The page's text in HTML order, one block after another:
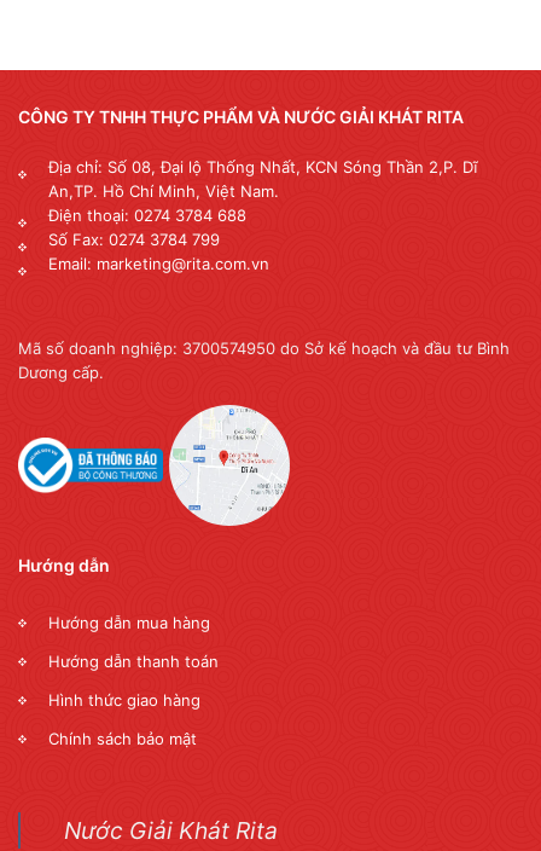
CÔNG TY TNHH THỰC PHẨM VÀ NƯỚC GIẢI KHÁT RITA
Địa chỉ: Số 08, Đại lộ Thống Nhất, KCN Sóng Thần 2,P. Dĩ
An,TP. Hồ Chí Minh, Việt Nam.
Điện thoại: 0274 3784 688
Số Fax: 0274 3784 799
Email: marketing@rita.com.vn
Mã số doanh nghiệp: 3700574950 do Sở kế hoạch và đầu tư Bình
Dương cấp.
Hướng dẫn
Hướng dẫn mua hàng
Hướng dẫn thanh toán
Hình thức giao hàng
Chính sách bảo mật
Nước Giải Khát Rita